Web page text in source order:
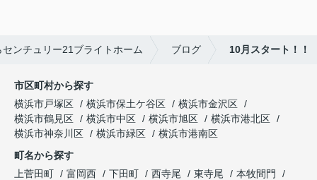
ンチュリー21ブライトホーム ブログ 10月スタート！！
市区町村から探す
横浜市戸塚区
横浜市保土ケ谷区
横浜市金沢区
横浜市鶴見区
横浜市中区 横浜市旭区
横浜市港北区
横浜市神奈川区
横浜市緑区
横浜市港南区
町名から探す
上菅田町
富岡西 下田町 西寺尾 東寺尾
本牧間門